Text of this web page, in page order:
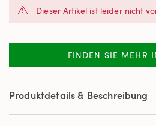
Sternen,
Bewertung.
Reviews.
Link
derselben
Dieser Artikel ist leider nicht
FINDEN SIE MEHR
Produktdetails & Beschreibung